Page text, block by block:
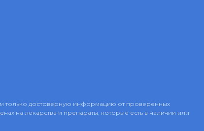
только достоверную информацию от проверенных
на лекарства и препараты, которые есть в наличии или